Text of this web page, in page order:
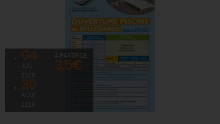
04
2026
30
AOÛT
2026
À PARTIR DE
3,5€